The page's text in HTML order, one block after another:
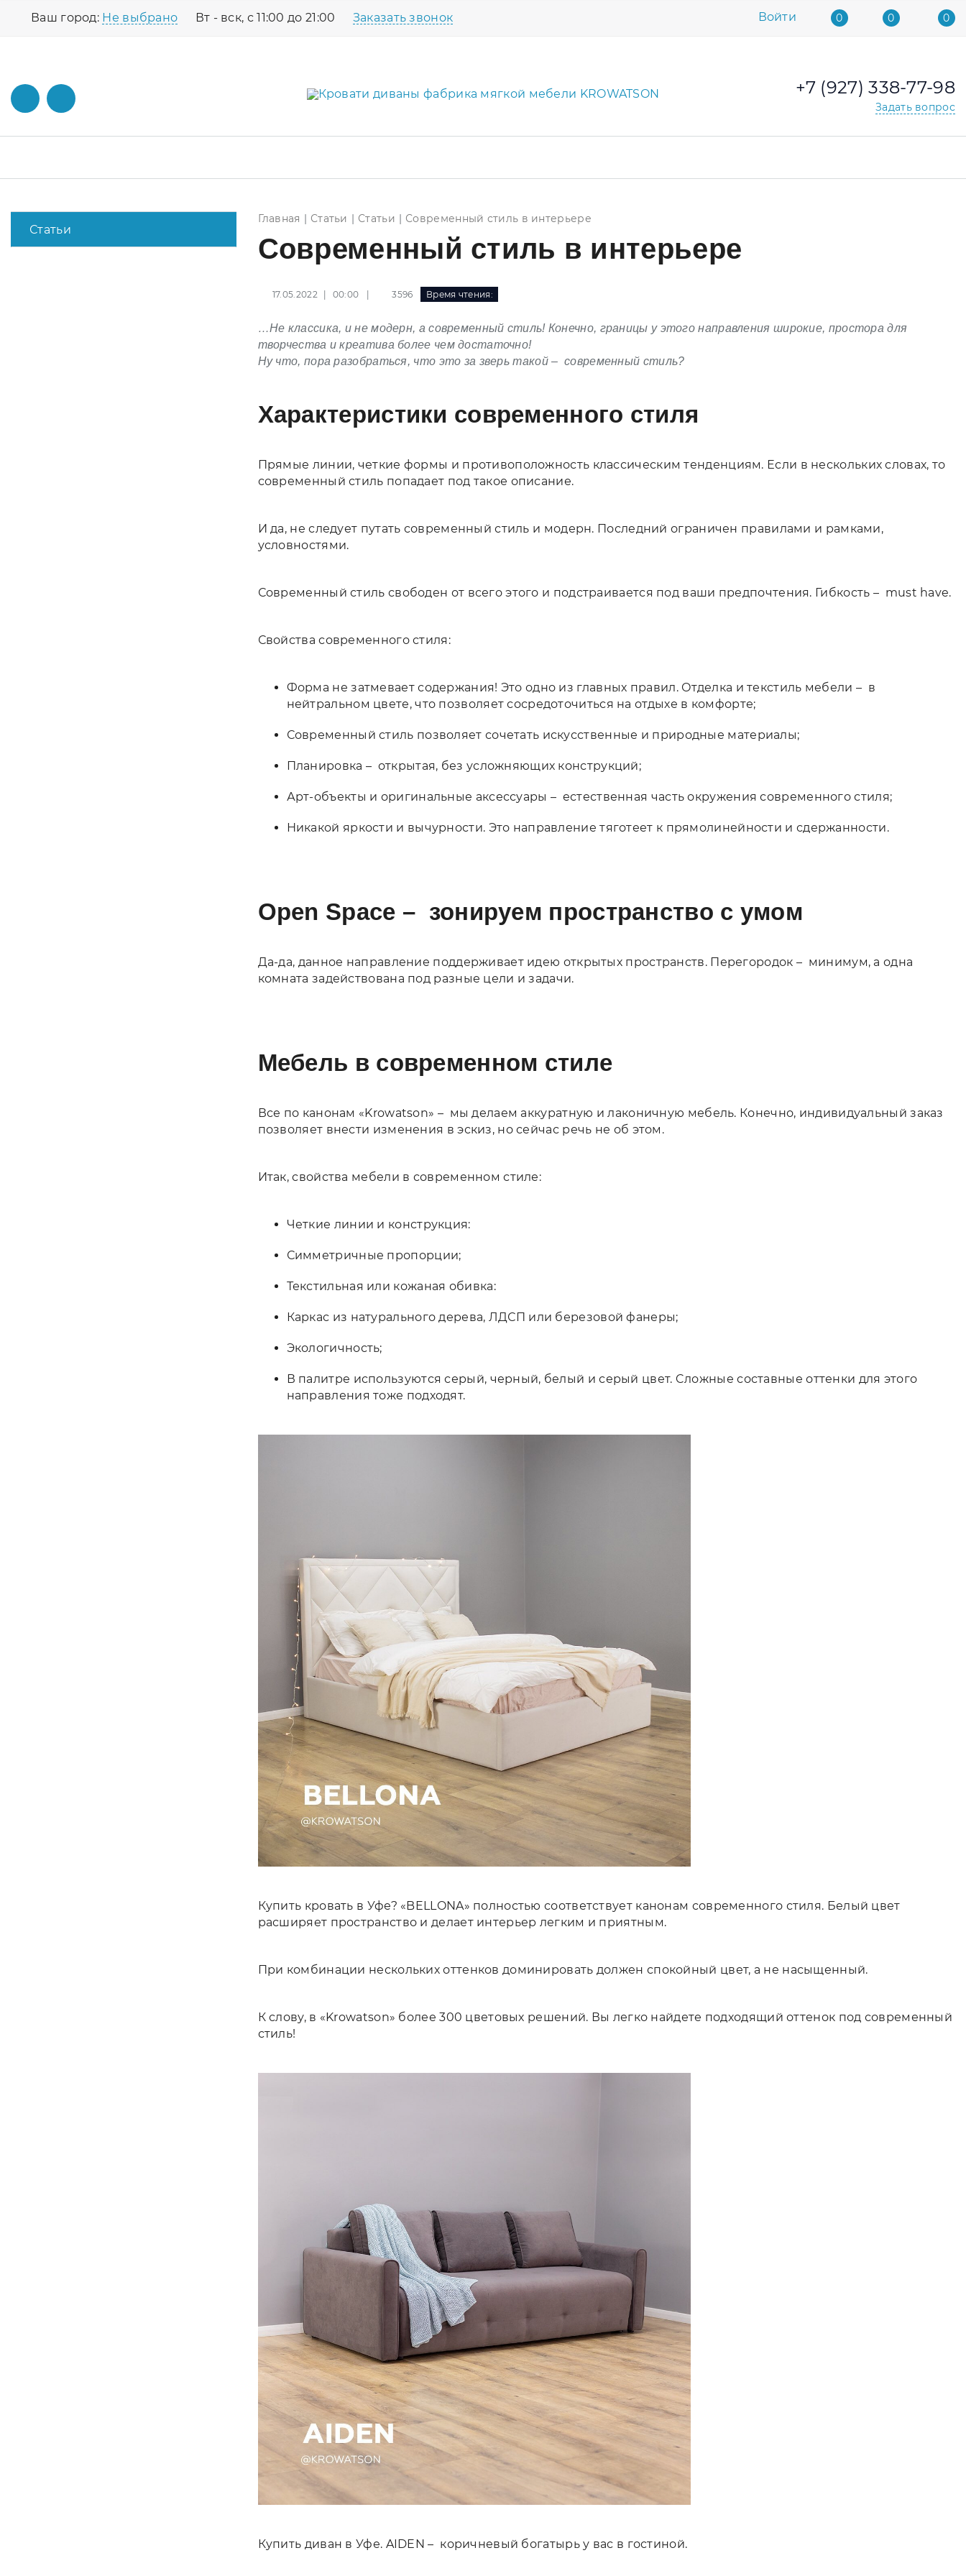
Ваш город: Не выбрано Вт - вск, с 11:00 до 21:00 Заказать звонок Войти 0 0 0
+7 (927) 338-77-98
Задать вопрос
Главная Статьи Статьи Современный стиль в интерьере
Современный стиль в интерьере
17.05.2022 | 00:00 3596 Время чтения:
…Не классика, и не модерн, а современный стиль! Конечно, границы у этого направления широкие, простора для
творчества и креатива более чем достаточно!
Ну что, пора разобраться, что это за зверь такой – современный стиль?
Характеристики современного стиля
Прямые линии, четкие формы и противоположность классическим тенденциям. Если в нескольких словах, то
современный стиль попадает под такое описание.
И да, не следует путать современный стиль и модерн. Последний ограничен правилами и рамками,
условностями.
Современный стиль свободен от всего этого и подстраивается под ваши предпочтения. Гибкость – must have.
Свойства современного стиля:
Форма не затмевает содержания! Это одно из главных правил. Отделка и текстиль мебели – в
нейтральном цвете, что позволяет сосредоточиться на отдыхе в комфорте;
Современный стиль позволяет сочетать искусственные и природные материалы;
Планировка – открытая, без усложняющих конструкций;
Арт-объекты и оригинальные аксессуары – естественная часть окружения современного стиля;
Никакой яркости и вычурности. Это направление тяготеет к прямолинейности и сдержанности.
Open Space – зонируем пространство с умом
Да-да, данное направление поддерживает идею открытых пространств. Перегородок – минимум, а одна
комната задействована под разные цели и задачи.
Мебель в современном стиле
Все по канонам «Krowatson» – мы делаем аккуратную и лаконичную мебель. Конечно, индивидуальный заказ
позволяет внести изменения в эскиз, но сейчас речь не об этом.
Итак, свойства мебели в современном стиле:
Четкие линии и конструкция:
Симметричные пропорции;
Текстильная или кожаная обивка:
Каркас из натурального дерева, ЛДСП или березовой фанеры;
Экологичность;
В палитре используются серый, черный, белый и серый цвет. Cложные составные оттенки для этого
направления тоже подходят.
Купить кровать в Уфе? «BELLONA» полностью соответствует канонам современного стиля. Белый цвет
расширяет пространство и делает интерьер легким и приятным.
При комбинации нескольких оттенков доминировать должен спокойный цвет, а не насыщенный.
К слову, в «Krowatson» более 300 цветовых решений. Вы легко найдете подходящий оттенок под современный
стиль!
Купить диван в Уфе. AIDEN – коричневый богатырь у вас в гостиной.
Статьи